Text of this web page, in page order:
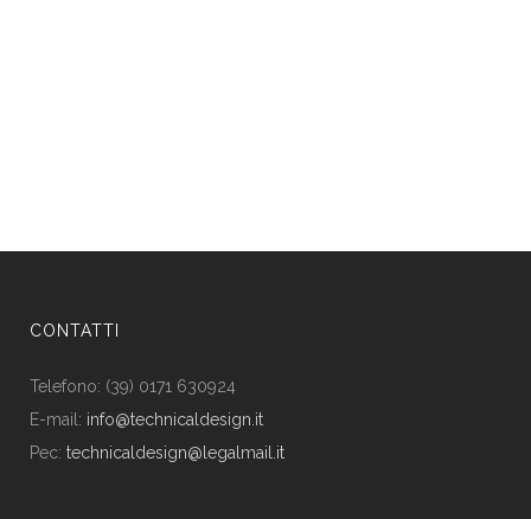
CONTATTI
Telefono: (39) 0171 630924
E-mail: info@technicaldesign.it
Pec: technicaldesign@legalmail.it